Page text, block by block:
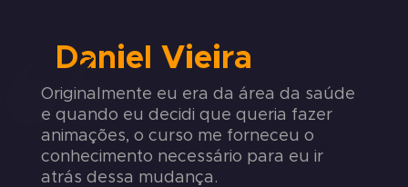
Daniel Vieira
Originalmente eu era da área da saúde
e quando eu decidi que queria fazer
animações, o curso me forneceu o
conhecimento necessário para eu ir
atrás dessa mudança.